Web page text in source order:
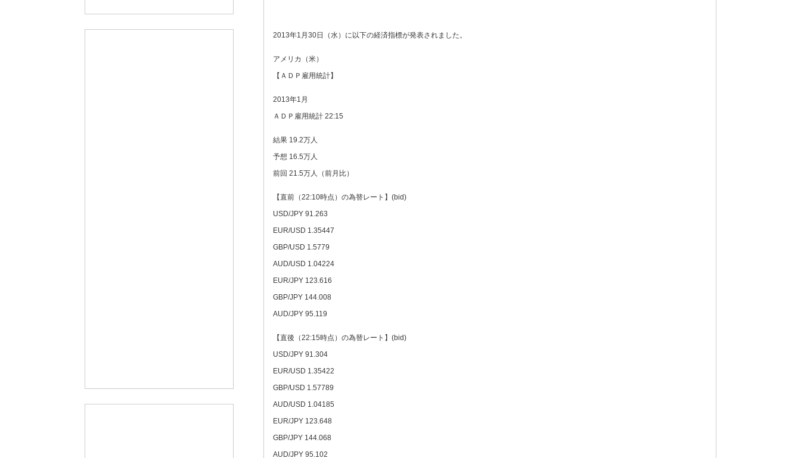
2013年1月30日（水）に以下の経済指標が発表されました。
アメリカ（米）
【ＡＤＰ雇用統計】
2013年1月
ＡＤＰ雇用統計 22:15
結果 19.2万人
予想 16.5万人
前回 21.5万人（前月比）
【直前（22:10時点）の為替レート】(bid)
USD/JPY 91.263
EUR/USD 1.35447
GBP/USD 1.5779
AUD/USD 1.04224
EUR/JPY 123.616
GBP/JPY 144.008
AUD/JPY 95.119
【直後（22:15時点）の為替レート】(bid)
USD/JPY 91.304
EUR/USD 1.35422
GBP/USD 1.57789
AUD/USD 1.04185
EUR/JPY 123.648
GBP/JPY 144.068
AUD/JPY 95.102